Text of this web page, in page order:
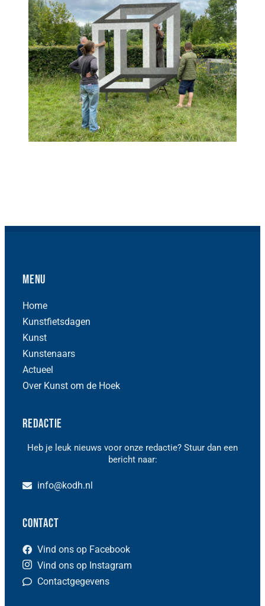
Menu
Home
Kunstfietsdagen
Kunst
Kunstenaars
Actueel
Over Kunst om de Hoek
Redactie
Heb je leuk nieuws voor onze redactie? Stuur dan een
bericht naar:
info@kodh.nl
Contact
Vind ons op Facebook
Vind ons op Instagram
Contactgegevens